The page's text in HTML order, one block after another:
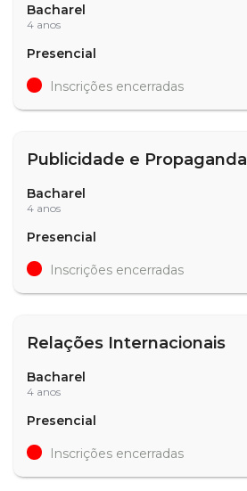
Bacharel
4 anos
Presencial
Inscrições encerradas
Publicidade e Propaganda
Bacharel
4 anos
Presencial
Inscrições encerradas
Relações Internacionais
Bacharel
4 anos
Presencial
Inscrições encerradas